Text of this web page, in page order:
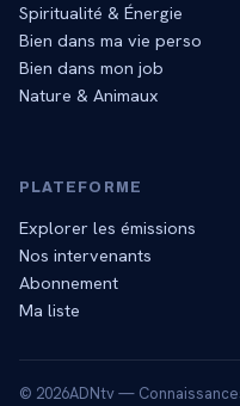
Spiritualité & Énergie
Bien dans ma vie perso
Bien dans mon job
Nature & Animaux
PLATEFORME
Explorer les émissions
Nos intervenants
Abonnement
Ma liste
© 2026ADNtv —